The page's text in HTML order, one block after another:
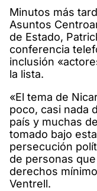
Minutos más
Asuntos
de Estado,
conferencia
inclusión
la lista.
«El tema de
poco, casi nada
país y muchas
tomado bajo
persecución
de personas
derechos
Ventrell.